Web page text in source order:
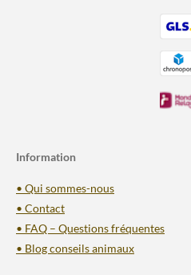
Information
• Qui sommes-nous
• Contact
• FAQ – Questions fréquentes
• Blog conseils animaux